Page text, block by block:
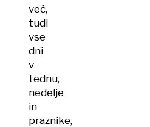
več,
tudi
vse
dni
v
tednu,
nedelje
in
praznike,